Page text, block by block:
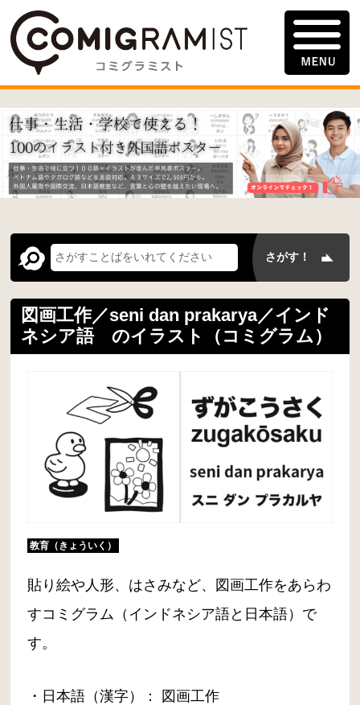
図画工作／seni dan prakarya／インド
ネシア語 のイラスト（コミグラム）
教育（きょういく）
貼り絵や人形、はさみなど、図画工作をあらわ
すコミグラム（インドネシア語と日本語）で
す。
・日本語（漢字）： 図画工作